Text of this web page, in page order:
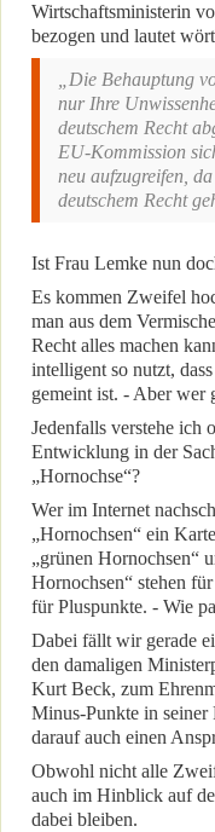
Wirtschaftsministerin
bezogen und lautet
„Die Behauptung
nur Ihre
deutschem Recht
EU-Kommission
neu aufzugreifen,
deutschem Recht
Ist Frau Lemke nun
Es kommen Zweifel
man aus dem
Recht alles machen
intelligent so nutzt,
gemeint ist. - Aber wer
Jedenfalls verstehe ich
Entwicklung in der
„Hornochse“?
Wer im Internet
„Hornochsen“ ein
„grünen Hornochsen“
Hornochsen“ stehen
für Pluspunkte. - Wie
Dabei fällt wir gerade
den damaligen
Kurt Beck, zum
Minus-Punkte in seiner
darauf auch einen
Obwohl nicht alle
auch im Hinblick auf
dabei bleiben.